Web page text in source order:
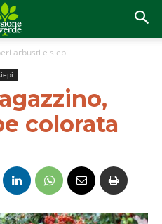
arbusti e siepi
colorata